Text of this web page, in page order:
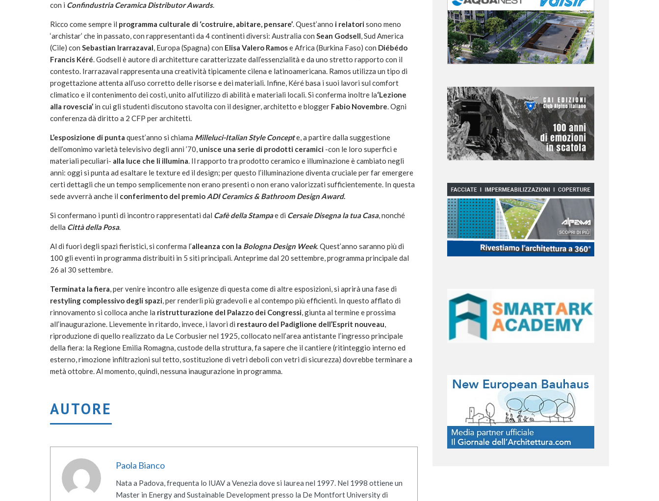
con i Confindustria Ceramica Distributor Awards.
Ricco come sempre il programma culturale di ‘costruire, abitare, pensare’. Quest’anno i relatori sono meno
‘archistar’ che in passato, con rappresentanti da 4 continenti diversi: Australia con Sean Godsell, Sud America
(Cile) con Sebastian Irarrazaval, Europa (Spagna) con Elisa Valero Ramose Africa (Burkina Faso) con Diébédo
Francis Kéré. Godsell è autore di architetture caratterizzate dall’essenzialità e da uno stretto rapporto con il
contesto. Irarrazaval rappresenta una creatività tipicamente cilena e latinoamericana. Ramos utilizza un tipo di
progettazione attenta all’uso corretto delle risorse e dei materiali. Infine, Kéré basa i suoi lavori sul comfort
climatico e il contenimento dei costi, unito all’utilizzo di abilità e materiali locali. Si conferma inoltre la‘Lezione
alla rovescia’ in cui gli studenti discutono stavolta con il designer, architetto e blogger Fabio Novembre. Ogni
conferenza dà diritto a 2 CFP per architetti.
L’esposizione di punta quest’anno si chiama Milleluci-Italian Style Concepte, a partire dalla suggestione
dell’omonimo varietà televisivo degli anni ’70, unisce una serie di prodotti ceramici -con le loro superfici e
materiali peculiari- alla luce che li illumina. Il rapporto tra prodotto ceramico e illuminazione è cambiato negli
anni: oggi si punta ad esaltare le texture ed il design; per questo l’illuminazione diventa cruciale per far emergere
certi dettagli che un tempo semplicemente non erano presenti o non erano valorizzati sufficientemente. In questa
sede avverrà anche il conferimento del premio ADI Ceramics & Bathroom Design Award.
Si confermano i punti di incontro rappresentati dal Cafè della Stampae di Cersaie Disegna la tua Casa, nonché
della Città della Posa.
Al di fuori degli spazi fieristici, si conferma l’alleanza con la Bologna Design Week. Quest’anno saranno più di
100 gli eventi in programma distribuiti in 5 siti principali. Anteprime dal 20 settembre, programma principale dal
26 al 30 settembre.
Terminata la fiera, per venire incontro alle esigenze di questa come di altre esposizioni, si aprirà una fase di
restyling complessivo degli spazi, per renderli più gradevoli e al contempo più efficienti. In questo afflato di
rinnovamento si colloca anche la ristrutturazione del Palazzo dei Congressi, giunta al termine e prossima
all’inaugurazione. Lievemente in ritardo, invece, i lavori di restauro del Padiglione dell’Esprit nouveau,
riproduzione di quello realizzato da Le Corbusier nel 1925, collocato nell’area antistante l’ingresso principale
della fiera: la Regione Emilia Romagna, custode della struttura, fa sapere che il cantiere (ritinteggio interno ed
esterno, rimozione infiltrazioni sul tetto, sostituzione di vetri deboli con vetri di sicurezza) dovrebbe terminare a
metà ottobre. Al momento, quindi, nessuna inaugurazione in programma.
AUTORE
Paola Bianco
Nata a Padova, frequenta lo IUAV a Venezia dove si laurea nel 1997. Nel 1998 ottiene un
Master in Energy and Sustainable Development presso la De Montfort University di